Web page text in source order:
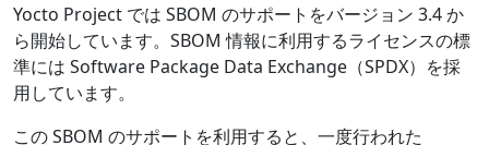
Yocto Project では SBOM のサポートをバージョン 3.4 か
ら開始しています。SBOM 情報に利用するライセンスの標
準には Software Package Data Exchange（SPDX）を採
用しています。
この SBOM のサポートを利用すると、一度行われた